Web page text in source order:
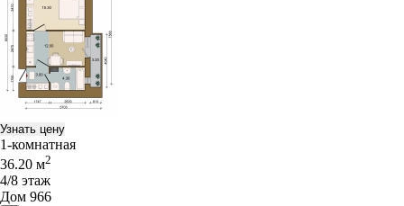
Узнать цену
1-комнатная
36.20 м2
4/8 этаж
Дом 966